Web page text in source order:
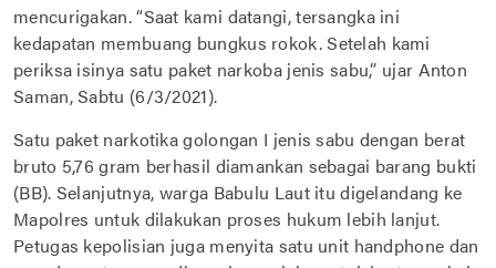
mencurigakan. “Saat kami datangi, tersangka ini
kedapatan membuang bungkus rokok. Setelah kami
periksa isinya satu paket narkoba jenis sabu,” ujar Anton
Saman, Sabtu (6/3/2021).
Satu paket narkotika golongan I jenis sabu dengan berat
bruto 5,76 gram berhasil diamankan sebagai barang bukti
(BB). Selanjutnya, warga Babulu Laut itu digelandang ke
Mapolres untuk dilakukan proses hukum lebih lanjut.
Petugas kepolisian juga menyita satu unit handphone dan